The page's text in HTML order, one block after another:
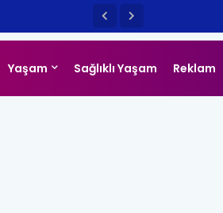
Yaşam Sağlıklı Yaşam Reklam